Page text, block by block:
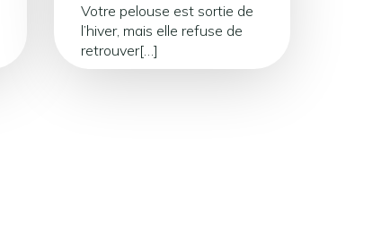
Votre pelouse est sortie de
l’hiver, mais elle refuse de
retrouver[…]